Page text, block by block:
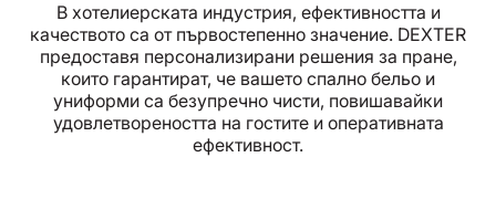
В хотелиерската индустрия, ефективността и
качеството са от първостепенно значение. DEXTER
предоставя персонализирани решения за пране,
които гарантират, че вашето спално бельо и
униформи са безупречно чисти, повишавайки
удовлетвореността на гостите и оперативната
ефективност.